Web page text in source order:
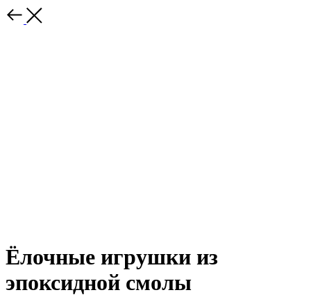
Ёлочные игрушки из
эпоксидной смолы